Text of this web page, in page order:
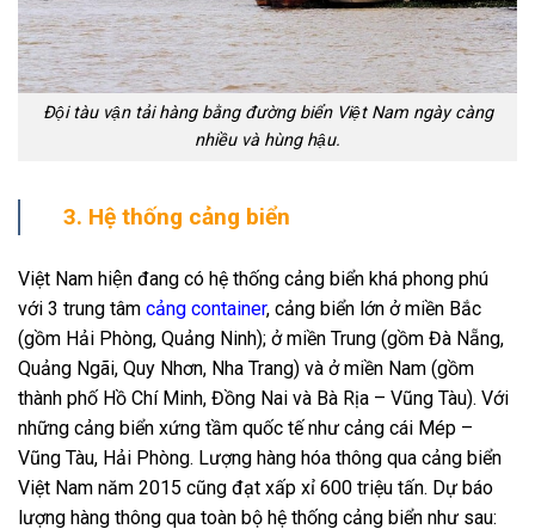
Đội tàu vận tải hàng bằng đường biển Việt Nam ngày càng
nhiều và hùng hậu.
3. Hệ thống cảng biển
Việt Nam hiện đang có hệ thống cảng biển khá phong phú
với 3 trung tâm cảng container, cảng biển lớn ở miền Bắc
(gồm Hải Phòng, Quảng Ninh); ở miền Trung (gồm Đà Nẵng,
Quảng Ngãi, Quy Nhơn, Nha Trang) và ở miền Nam (gồm
thành phố Hồ Chí Minh, Đồng Nai và Bà Rịa – Vũng Tàu). Với
những cảng biển xứng tầm quốc tế như cảng cái Mép –
Vũng Tàu, Hải Phòng. Lượng hàng hóa thông qua cảng biển
Việt Nam năm 2015 cũng đạt xấp xỉ 600 triệu tấn. Dự báo
lượng hàng thông qua toàn bộ hệ thống cảng biển như sau: